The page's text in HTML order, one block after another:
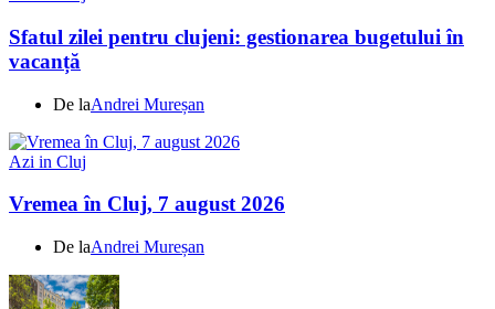
Sfatul zilei pentru clujeni: gestionarea bugetului în
vacanță
De laAndrei Mureșan
Azi in Cluj
Vremea în Cluj, 7 august 2026
De laAndrei Mureșan